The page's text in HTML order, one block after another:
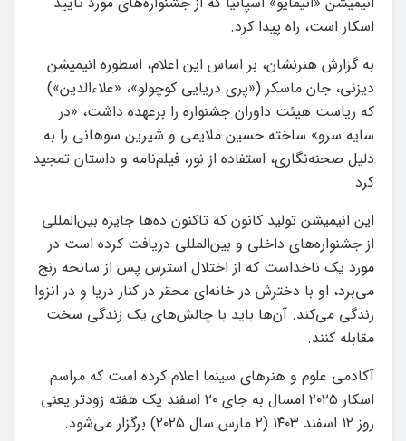
اسکار است، راه پیدا کرد.
به گزارش هنرنشان، بر اساس این اعلام، اسطوره انیمیشن
دیزنی، جان ماسکر («پری دریایی کوچولو»، «علاءالدین»)
که ریاست هیئت داوران جشنواره را برعهده داشت، «در
سایه سرو» ساخته حسین ملایمی و شیرین سوهانی را به
دلیل صحنه‌نگاری، استفاده از نور، فیلم‌نامه و داستان تمجید
کرد.
این انیمیشن تولید کانون که تاکنون ده‌ها جایزه بین‌المللی
از جشنواره‌های داخلی و بین‌المللی دریافت کرده است در
مورد یک ناخداست که از اختلال استرس پس از سانحه رنج
می‌برد، او با دخترش در خانه‌ای محقر در کنار دریا و در انزوا
زندگی می‌کند. آن‌ها باید با چالش‌های یک زندگی سخت
مقابله کنند.
آکادمی علوم و هنرهای سینما اعلام کرده است که مراسم
اسکار ۲۰۲۵ امسال به جای ۲۰ اسفند یک هفته زودتر یعنی
روز ۱۲ اسفند ۱۴۰۳ (۲ مارس سال ۲۰۲۵) برگزار می‌شود.